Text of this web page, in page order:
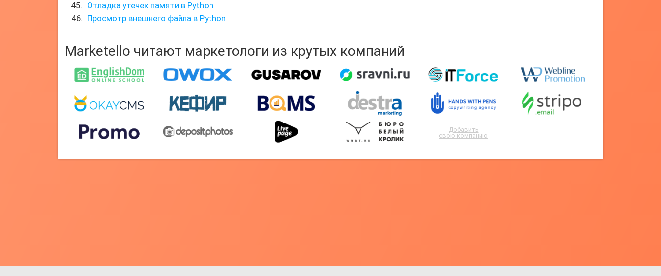
Отладка утечек памяти в Python
Просмотр внешнего файла в Python
Marketello читают маркетологи из крутых компаний
Добавить
свою компанию